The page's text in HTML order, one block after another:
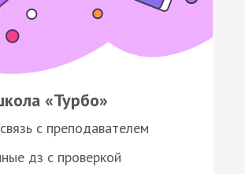
«Турбо»
с преподавателем
дз с проверкой